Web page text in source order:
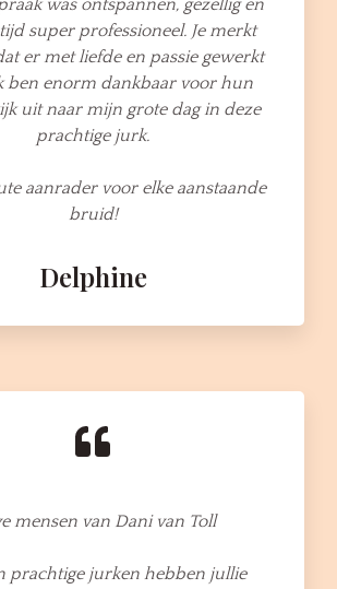
was ontspannen, gezellig en
super professioneel. Je merkt
er met liefde en passie gewerkt
ben enorm dankbaar voor hun
uit naar mijn grote dag in deze
prachtige jurk.
aanrader voor elke aanstaande
bruid!
Delphine
mensen van Dani van Toll
prachtige jurken hebben jullie